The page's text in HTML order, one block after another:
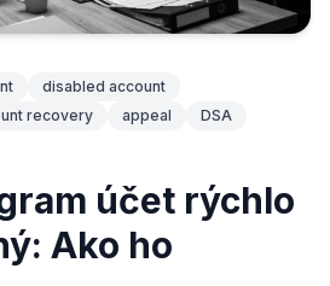
disabled account
recovery appeal
DSA
účet rýchlo
Ako ho